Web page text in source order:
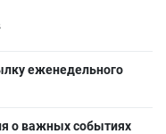
еженедельного
о важных событиях